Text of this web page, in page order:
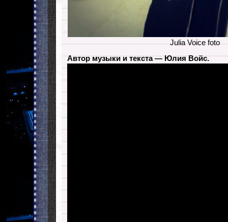
Julia Voice foto
Автор музыки и текста — Юлия Войс.